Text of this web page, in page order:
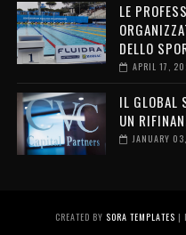
LE
DELLO
APRIL 17,
IL GLOBAL
UN
JANUARY
CREATED BY SORA TEMPLATES |